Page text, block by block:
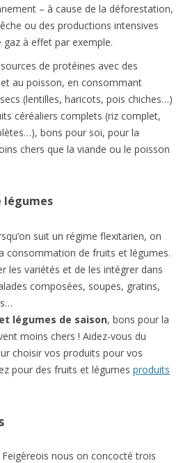
– à cause de la déforestation,
ou des productions intensives
gaz à effet par exemple.
de protéines avec des
au poisson, en consommant
(lentilles, haricots, pois chiches…)
céréaliers complets (riz complet,
bons pour soi, pour la
chers que la viande ou le poisson
légumes
suit un régime flexitarien, on
consommation de fruits et légumes.
les variétés et de les intégrer dans
composées, soupes, gratins,
légumes de saison, bons pour la
moins chers ! Aidez-vous du
choisir vos produits pour vos
pour des fruits et légumes produits
nous on concocté trois